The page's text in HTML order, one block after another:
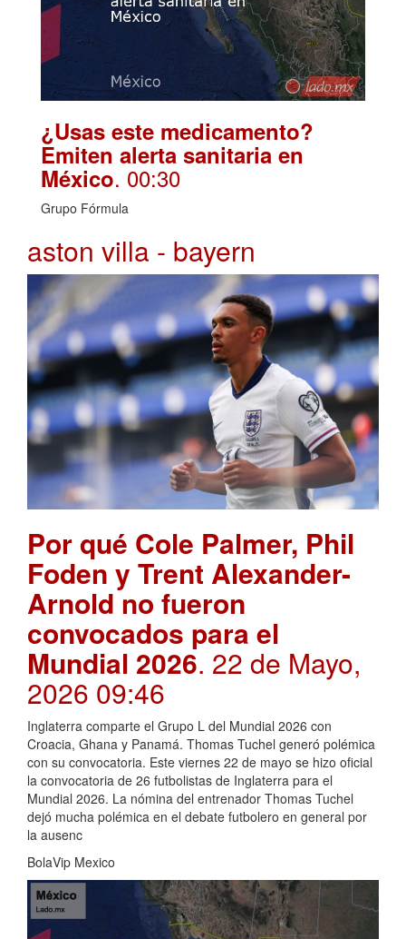
¿Usas este medicamento?
Emiten alerta sanitaria en
México. 00:30
Grupo Fórmula
aston villa - bayern
Por qué Cole Palmer, Phil
Foden y Trent Alexander-
Arnold no fueron
convocados para el
Mundial 2026. 22 de Mayo,
2026 09:46
Inglaterra comparte el Grupo L del Mundial 2026 con
Croacia, Ghana y Panamá. Thomas Tuchel generó polémica
con su convocatoria. Este viernes 22 de mayo se hizo oficial
la convocatoria de 26 futbolistas de Inglaterra para el
Mundial 2026. La nómina del entrenador Thomas Tuchel
dejó mucha polémica en el debate futbolero en general por
la ausenc
BolaVip Mexico